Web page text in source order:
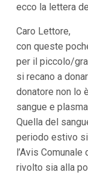
p
i
V
i
a
M
e
n
P
r
n
ecco la lettera
Caro Lettore,
con queste
per il piccolo/
si recano a
donatore non lo
sangue e
Quella del
periodo estivo
l’Avis
rivolto sia alla